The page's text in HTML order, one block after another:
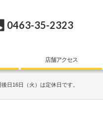
0463-35-2323
店舗アクセス
日16日（火）は定休日です。